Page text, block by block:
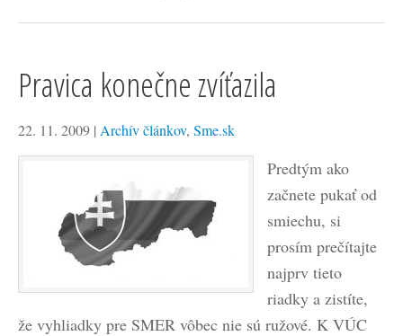
Pravica konečne zvíťazila
22. 11. 2009 | Archív článkov, Sme.sk
Predtým ako
začnete pukať od
smiechu, si
prosím prečítajte
najprv tieto
riadky a zistíte,
že vyhliadky pre SMER vôbec nie sú ružové. K VÚC